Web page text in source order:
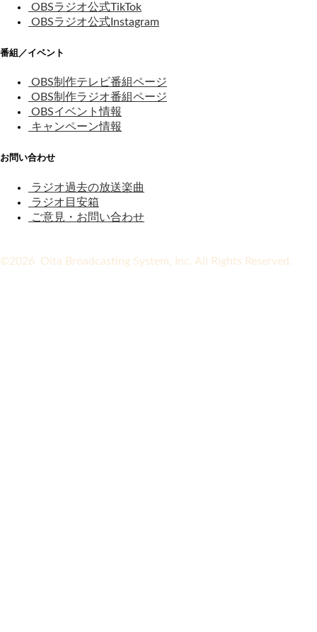
OBSラジオ公式TikTok
OBSラジオ公式Instagram
番組／イベント
OBS制作テレビ番組ページ
OBS制作ラジオ番組ページ
OBSイベント情報
キャンペーン情報
お問い合わせ
ラジオ過去の放送楽曲
ラジオ目安箱
ご意見・お問い合わせ
©2026 Oita Broadcasting System, Inc. All Rights Reserved.